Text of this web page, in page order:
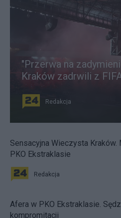
"Przerwa na
Kraków zadrwili z
Redakcja
Sensacyjna Wieczysta
PKO Ekstraklasie
Redakcja
Afera w PKO Ekstraklasie.
kompromitacji